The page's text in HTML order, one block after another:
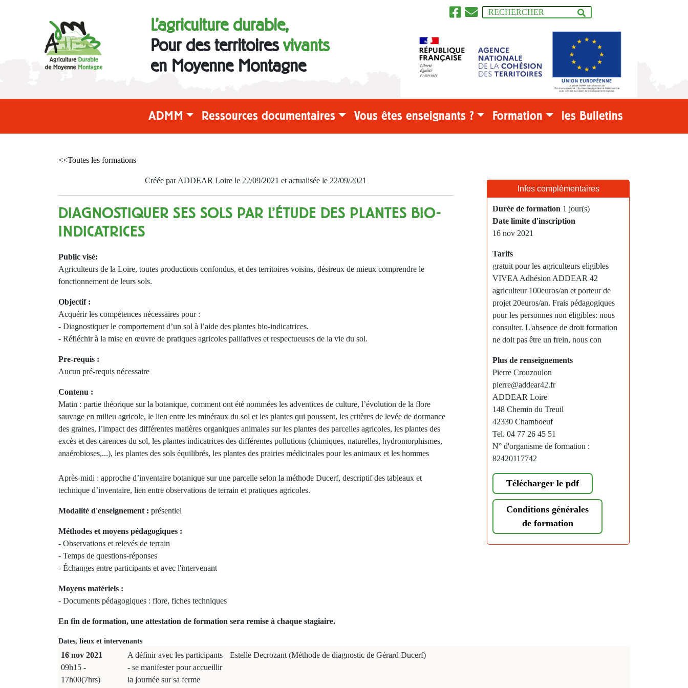
L'agriculture durable,
Pour des territoiresvivants
en Moyenne Montagne
ADMM Ressources documentaires Vous êtes enseignants ? Formation les Bulletins
<<Toutes les formations
Créée par ADDEAR Loire le 22/09/2021 et actualisée le 22/09/2021
DIAGNOSTIQUER SES SOLS PAR L'ÉTUDE DES PLANTES BIO-
INDICATRICES
Public visé:
Agriculteurs de la Loire, toutes productions confondus, et des territoires voisins, désireux de mieux comprendre le
fonctionnement de leurs sols.
Objectif :
Acquérir les compétences nécessaires pour :
- Diagnostiquer le comportement d’un sol à l’aide des plantes bio-indicatrices.
- Réfléchir à la mise en œuvre de pratiques agricoles palliatives et respectueuses de la vie du sol.
Pre-requis :
Aucun pré-requis nécessaire
Contenu :
Matin : partie théorique sur la botanique, comment ont été nommées les adventices de culture, l’évolution de la flore
sauvage en milieu agricole, le lien entre les minéraux du sol et les plantes qui poussent, les critères de levée de dormance
des graines, l’impact des différentes matières organiques animales sur les plantes des parcelles agricoles, les plantes des
excès et des carences du sol, les plantes indicatrices des différentes pollutions (chimiques, naturelles, hydromorphismes,
anaérobioses,...), les plantes des sols équilibrés, les plantes des prairies médicinales pour les animaux et les hommes
Après-midi : approche d’inventaire botanique sur une parcelle selon la méthode Ducerf, descriptif des tableaux et
technique d’inventaire, lien entre observations de terrain et pratiques agricoles.
Modalité d'enseignement : présentiel
Méthodes et moyens pédagogiques :
- Observations et relevés de terrain
- Temps de questions-réponses
- Échanges entre participants et avec l'intervenant
Moyens matériels :
- Documents pédagogiques : flore, fiches techniques
En fin de formation, une attestation de formation sera remise à chaque stagiaire.
Infos complémentaires
Durée de formation 1 jour(s)
Date limite d'inscription
16 nov 2021
Tarifs
gratuit pour les agriculteurs eligibles
VIVEA Adhésion ADDEAR 42
agriculteur 100euros/an et porteur de
projet 20euros/an. Frais pédagogiques
pour les personnes non éligibles: nous
consulter. L'absence de droit formation
ne doit pas être un frein, nous con
Plus de renseignements
Pierre Crouzoulon
pierre@addear42.fr
ADDEAR Loire
148 Chemin du Treuil
42330 Chamboeuf
Tel. 04 77 26 45 51
N° d'organisme de formation :
82420117742
Télécharger le pdf
Conditions générales
de formation
Dates, lieux et intervenants
16 nov 2021
09h15 -
17h00(7hrs)
A définir avec les participants
- se manifester pour accueillir
la journée sur sa ferme
Estelle Decrozant (Méthode de diagnostic de Gérard Ducerf)